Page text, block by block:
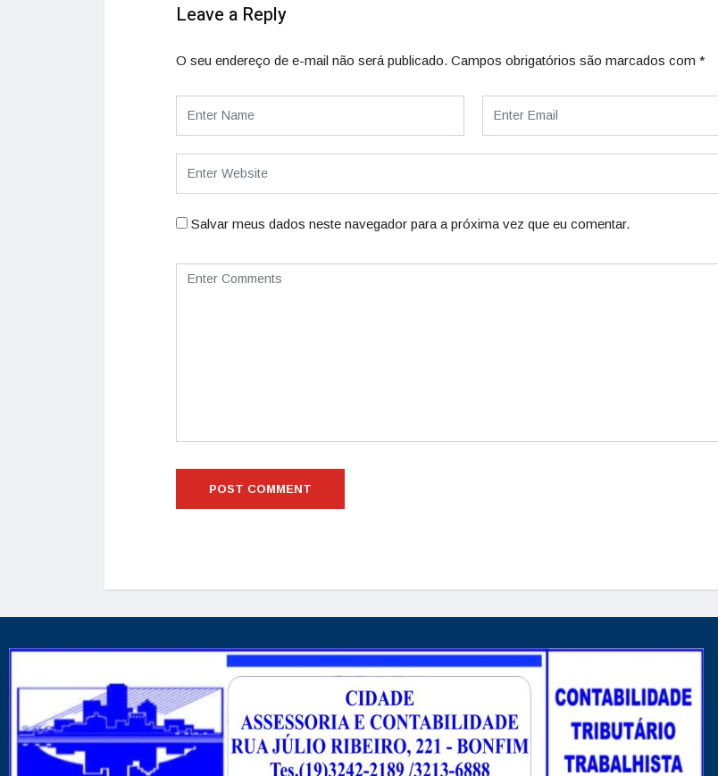
Leave a Reply
O seu endereço de e-mail não será publicado. Campos obrigatórios são marcados com *
Salvar meus dados neste navegador para a próxima vez que eu comentar.